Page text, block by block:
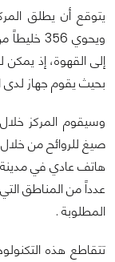
ويحوي
إلى القهوة، إذ يمكن
بحيث يقوم جهاز لدى
وسيقوم المركز
صيغ للروائح من خلال
هاتف عادي في
عدداً من المناطق التي
المطلوبة .
تتقاطع هذه